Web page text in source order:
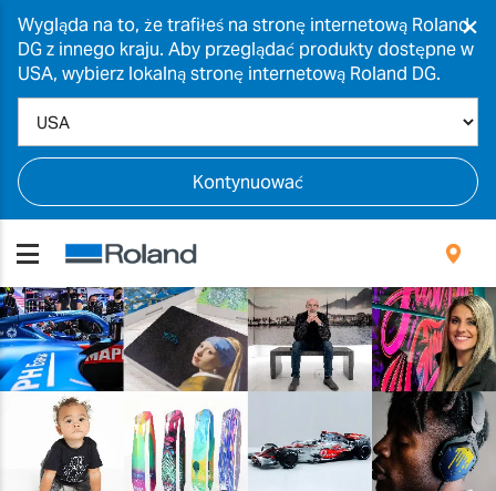
Wygląda na to, że trafiłeś na stronę internetową Roland
DG z innego kraju. Aby przeglądać produkty dostępne w
USA, wybierz lokalną stronę internetową Roland DG.
Kontynuować
×